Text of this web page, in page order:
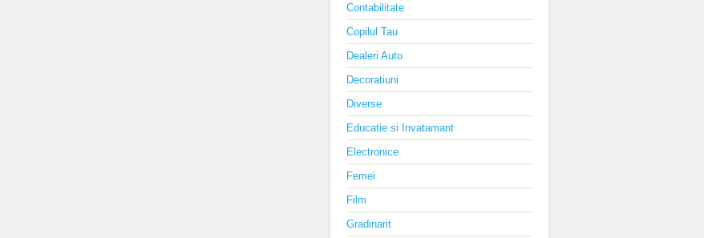
Contabilitate
Copilul Tau
Dealeri Auto
Decoratiuni
Diverse
Educatie si Invatamant
Electronice
Femei
Film
Gradinarit